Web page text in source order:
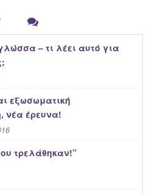
– τι λέει αυτό για
εξωσωματική
νέα έρευνα!
τρελάθηκαν!”